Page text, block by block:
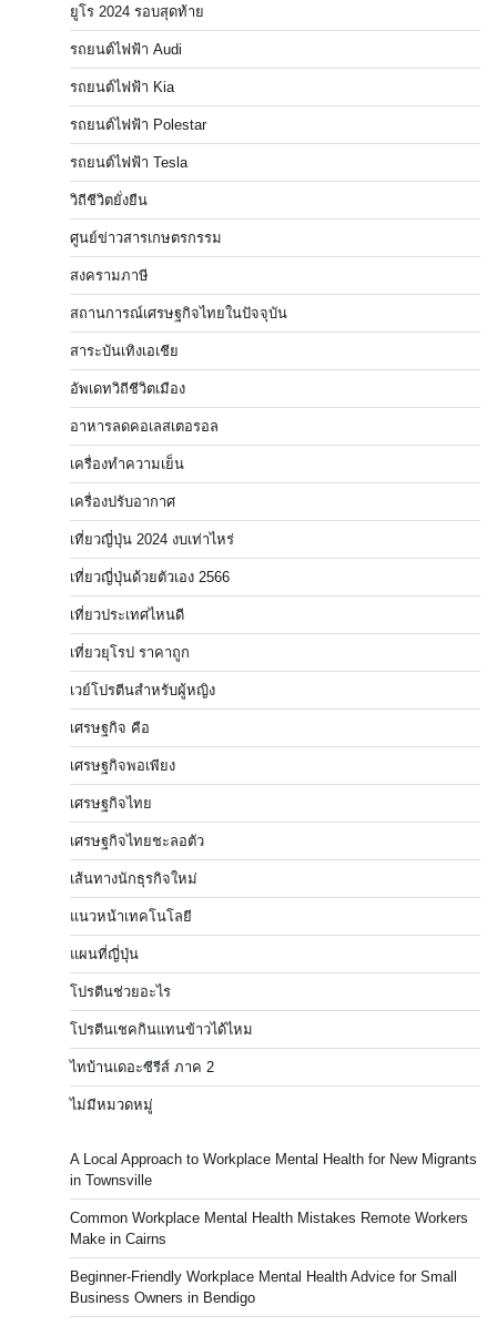
ยูโร 2024 รอบสุดท้าย
รถยนต์ไฟฟ้า Audi
รถยนต์ไฟฟ้า Kia
รถยนต์ไฟฟ้า Polestar
รถยนต์ไฟฟ้า Tesla
วิถีชีวิตยั่งยืน
ศูนย์ข่าวสารเกษตรกรรม
สงครามภาษี
สถานการณ์เศรษฐกิจไทยในปัจจุบัน
สาระบันเทิงเอเชีย
อัพเดทวิถีชีวิตเมือง
อาหารลดคอเลสเตอรอล
เครื่องทำความเย็น
เครื่องปรับอากาศ
เที่ยวญี่ปุ่น 2024 งบเท่าไหร่
เที่ยวญี่ปุ่นด้วยตัวเอง 2566
เที่ยวประเทศไหนดี
เที่ยวยุโรป ราคาถูก
เวย์โปรตีนสำหรับผู้หญิง
เศรษฐกิจ คือ
เศรษฐกิจพอเพียง
เศรษฐกิจไทย
เศรษฐกิจไทยชะลอตัว
เส้นทางนักธุรกิจใหม่
แนวหน้าเทคโนโลยี
แผนที่ญี่ปุ่น
โปรตีนช่วยอะไร
โปรตีนเชคกินแทนข้าวได้ไหม
ไทบ้านเดอะซีรีส์ ภาค 2
ไม่มีหมวดหมู่
A Local Approach to Workplace Mental Health for New Migrants
in Townsville
Common Workplace Mental Health Mistakes Remote Workers
Make in Cairns
Beginner-Friendly Workplace Mental Health Advice for Small
Business Owners in Bendigo